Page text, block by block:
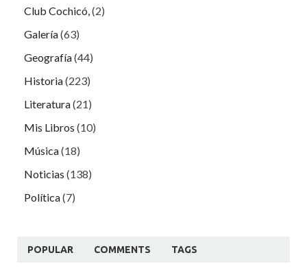
Club Cochicó,(2)
Galería(63)
Geografía(44)
Historia(223)
Literatura(21)
Mis Libros (10)
Música(18)
Noticias (138)
Política(7)
POPULAR COMMENTS TAGS